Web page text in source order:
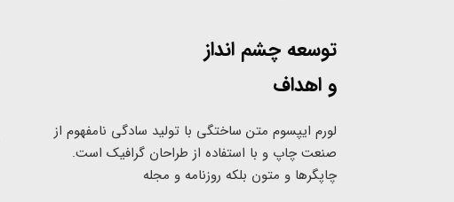
توسعه چشم انداز
و اهداف
لورم ایپسوم متن ساختگی با تولید سادگی نامفهوم از
صنعت چاپ و با استفاده از طراحان گرافیک است.
چاپگرها و متون بلکه روزنامه و مجله